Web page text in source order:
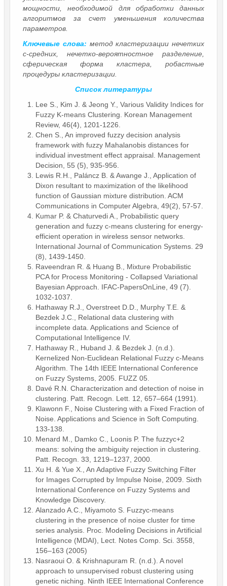
мощности, необходимой для обработки данных
алгоритмов за счет уменьшения количества
параметров.
Ключевые слова: метод кластеризации нечетких
с-средних, нечетко‑вероятностное разделение,
сферическая форма кластера, робастные
процедуры кластеризации.
Список литературы
Lee S., Kim J. & Jeong Y., Various Validity Indices for
Fuzzy K-means Clustering. Korean Management
Review, 46(4), 1201-1226.
Chen S., An improved fuzzy decision analysis
framework with fuzzy Mahalanobis distances for
individual investment effect appraisal. Management
Decision, 55 (5), 935-956.
Lewis R.H., Paláncz B. & Awange J., Application of
Dixon resultant to maximization of the likelihood
function of Gaussian mixture distribution. ACM
Communications in Computer Algebra, 49(2), 57-57.
Kumar P. & Chaturvedi A., Probabilistic query
generation and fuzzy c-means clustering for energy-
efficient operation in wireless sensor networks.
International Journal of Communication Systems. 29
(8), 1439-1450.
Raveendran R. & Huang B., Mixture Probabilistic
PCA for Process Monitoring - Collapsed Variational
Bayesian Approach. IFAC-PapersOnLine, 49 (7).
1032-1037.
Hathaway R.J., Overstreet D.D., Murphy T.E. &
Bezdek J.C., Relational data clustering with
incomplete data. Applications and Science of
Computational Intelligence IV.
Hathaway R., Huband J. & Bezdek J. (n.d.).
Kernelized Non-Euclidean Relational Fuzzy c-Means
Algorithm. The 14th IEEE International Conference
on Fuzzy Systems, 2005. FUZZ 05.
Davé R.N. Characterization and detection of noise in
clustering. Patt. Recogn. Lett. 12, 657–664 (1991).
Klawonn F., Noise Clustering with a Fixed Fraction of
Noise. Applications and Science in Soft Computing.
133-138.
Menard M., Damko C., Loonis P. The fuzzyc+2
means: solving the ambiguity rejection in clustering.
Patt. Recogn. 33, 1219–1237, 2000.
Xu H. & Yue X., An Adaptive Fuzzy Switching Filter
for Images Corrupted by Impulse Noise, 2009. Sixth
International Conference on Fuzzy Systems and
Knowledge Discovery.
Alanzado A.C., Miyamoto S. Fuzzyc-means
clustering in the presence of noise cluster for time
series analysis. Proc. Modeling Decisions in Artificial
Intelligence (MDAI), Lect. Notes Comp. Sci. 3558,
156–163 (2005)
Nasraoui O. & Krishnapuram R. (n.d.). A novel
approach to unsupervised robust clustering using
genetic niching. Ninth IEEE International Conference